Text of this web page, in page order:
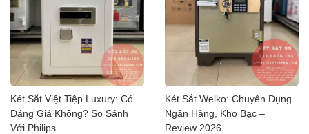
Két Sắt Việt Tiệp Luxury: Có
Đáng Giá Không? So Sánh
Với Philips
Két Sắt Welko: Chuyên Dụng
Ngân Hàng, Kho Bạc –
Review 2026